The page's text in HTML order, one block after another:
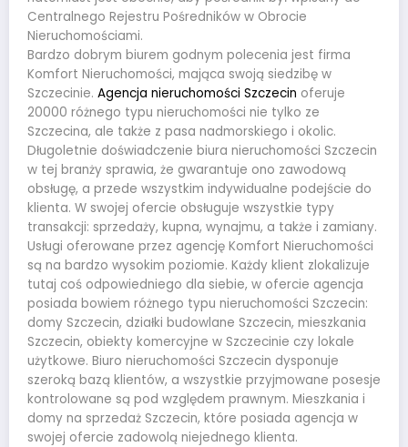
Centralnego Rejestru Pośredników w Obrocie
Nieruchomościami.
Bardzo dobrym biurem godnym polecenia jest firma
Komfort Nieruchomości, mająca swoją siedzibę w
Szczecinie. Agencja nieruchomości Szczecin oferuje
20000 różnego typu nieruchomości nie tylko ze
Szczecina, ale także z pasa nadmorskiego i okolic.
Długoletnie doświadczenie biura nieruchomości Szczecin
w tej branży sprawia, że gwarantuje ono zawodową
obsługę, a przede wszystkim indywidualne podejście do
klienta. W swojej ofercie obsługuje wszystkie typy
transakcji: sprzedaży, kupna, wynajmu, a także i zamiany.
Usługi oferowane przez agencję Komfort Nieruchomości
są na bardzo wysokim poziomie. Każdy klient zlokalizuje
tutaj coś odpowiedniego dla siebie, w ofercie agencja
posiada bowiem różnego typu nieruchomości Szczecin:
domy Szczecin, działki budowlane Szczecin, mieszkania
Szczecin, obiekty komercyjne w Szczecinie czy lokale
użytkowe. Biuro nieruchomości Szczecin dysponuje
szeroką bazą klientów, a wszystkie przyjmowane posesje
kontrolowane są pod względem prawnym. Mieszkania i
domy na sprzedaż Szczecin, które posiada agencja w
swojej ofercie zadowolą niejednego klienta.